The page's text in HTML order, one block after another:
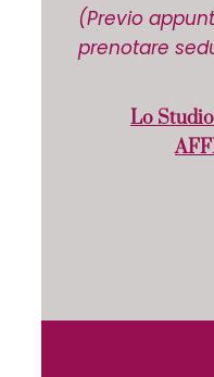
(Previo
prenotare
Lo